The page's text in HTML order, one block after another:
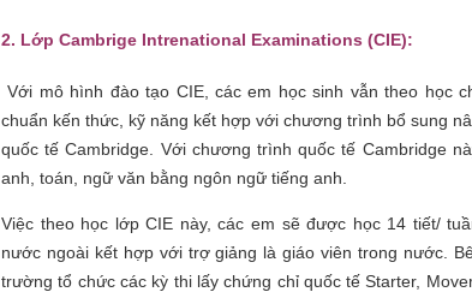
2. Lớp Cambrige Intrenational Examinations (CIE):
Với mô hình đào tạo CIE, các em học sinh vẫn theo học
chuẩn kến thức, kỹ năng kết hợp với chương trình bổ sung
quốc tế Cambridge. Với chương trình quốc tế Cambridge
anh, toán, ngữ văn bằng ngôn ngữ tiếng anh.
Việc theo học lớp CIE này, các em sẽ được học 14 tiết/
nước ngoài kết hợp với trợ giảng là giáo viên trong nước.
trường tổ chức các kỳ thi lấy chứng chỉ quốc tế Starter,